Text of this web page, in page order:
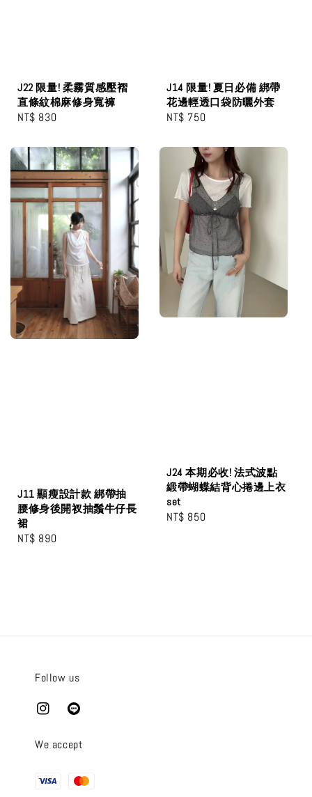
J22 限量! 柔霧質感壓褶
直條紋棉麻修身寬褲
Regular
NT$ 830
J14 限量! 夏日必備 綁帶
花邊輕透口袋防曬外套
Regular
NT$ 750
J11 顯瘦設計款 綁帶抽
腰修身後開衩抽鬚牛仔長
裙
Regular
NT$ 890
J24 本期必收! 法式波點
緞帶蝴蝶結背心捲邊上衣
set
Regular
NT$ 850
Follow us
We accept